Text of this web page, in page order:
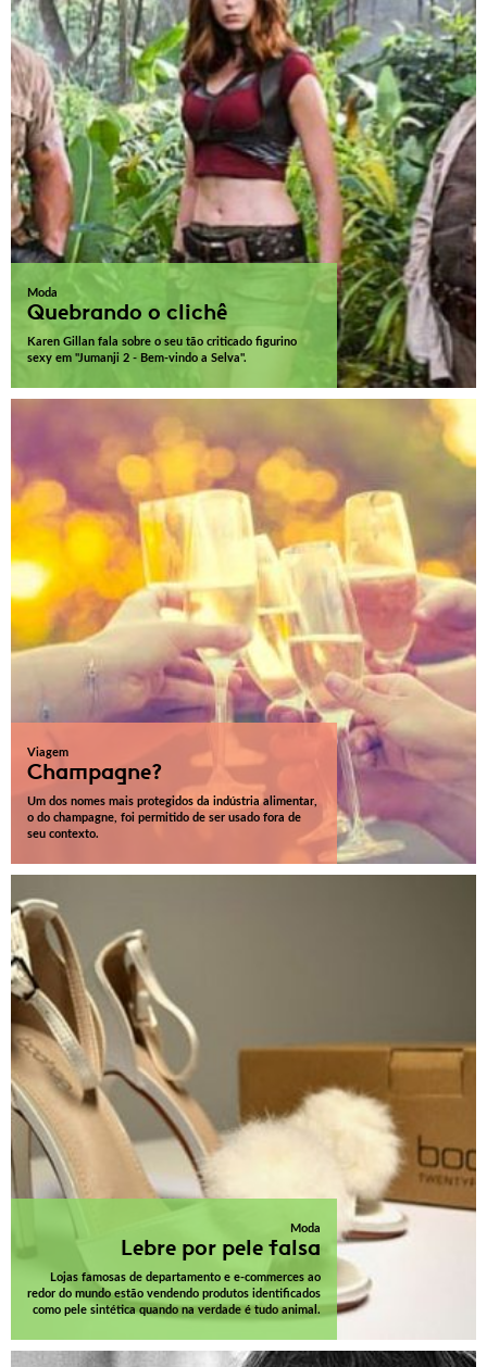
Moda
Quebrando o clichê
Karen Gillan fala sobre o seu tão criticado figurino
sexy em "Jumanji 2 - Bem-vindo a Selva".
Viagem
Champagne?
Um dos nomes mais protegidos da indústria alimentar,
o do champagne, foi permitido de ser usado fora de
seu contexto.
Moda
Lebre por pele falsa
Lojas famosas de departamento e e-commerces ao
redor do mundo estão vendendo produtos identificados
como pele sintética quando na verdade é tudo animal.